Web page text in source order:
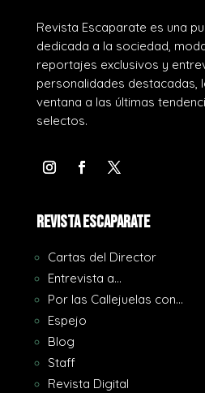
Revista Escaparate es una
dedicada a la sociedad,
reportajes exclusivos y
personalidades destacadas,
ventana a las últimas
selectos.
REVISTA ESCAPARATE
Cartas del Director
Entrevista a…
Por las Callejuelas con…
Espejo
Blog
Staff
Revista Digital